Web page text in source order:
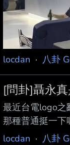
locdan · 八卦
[問卦]聶永
最近台電logo之
那種普通挺一
你不懂設計、不
locdan · 八卦